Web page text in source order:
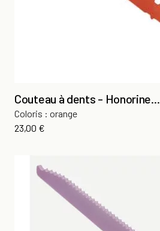
Couteau à dents - Honorine...
Coloris : orange
Prix
23,00 €